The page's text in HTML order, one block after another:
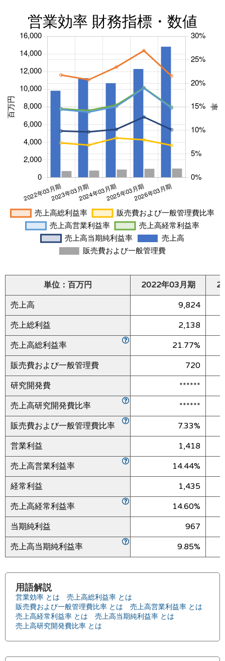
単位：百万円 2022年03月期
売上高
9,824
売上総利益
2,138
売上高総利益率
21.77%
販売費および一般管理費
720
研究開発費
******
売上高研究開発費比率
******
販売費および一般管理費比率
7.33%
営業利益
1,418
売上高営業利益率
14.44%
経常利益
1,435
売上高経常利益率
14.60%
当期純利益
967
売上高当期純利益率
9.85%
用語解説
営業効率 とは
売上高総利益率 とは
販売費および一般管理費比率 とは
売上高営業利益率 とは
売上高経常利益率 とは
売上高当期純利益率 とは
売上高研究開発費比率 とは